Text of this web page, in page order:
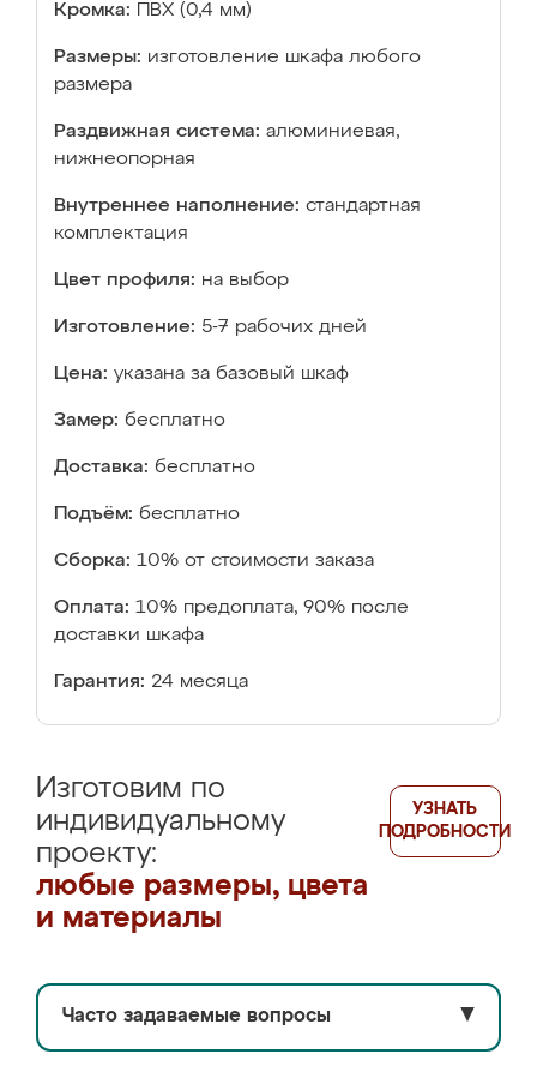
Кромка: ПВХ (0,4 мм)
Размеры: изготовление шкафа любого
размера
Раздвижная система: алюминиевая,
нижнеопорная
Внутреннее наполнение: стандартная
комплектация
Цвет профиля: на выбор
Изготовление: 5-7 рабочих дней
Цена: указана за базовый шкаф
Замер: бесплатно
Доставка: бесплатно
Подъём: бесплатно
Сборка: 10% от стоимости заказа
Оплата: 10% предоплата, 90% после
доставки шкафа
Гарантия: 24 месяца
Изготовим по
индивидуальному
проекту:
любые размеры, цвета
и материалы
УЗНАТЬ
ПОДРОБНОСТИ
Часто задаваемые вопросы ▼